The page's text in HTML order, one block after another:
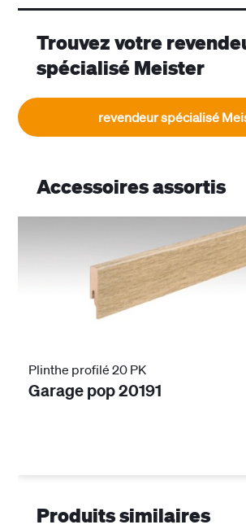
Trouvez votre
spécialisé Meister
revendeur spécialisé
Accessoires assortis
Plinthe profilé 20 PK
Garage pop 20191
Produits similaires